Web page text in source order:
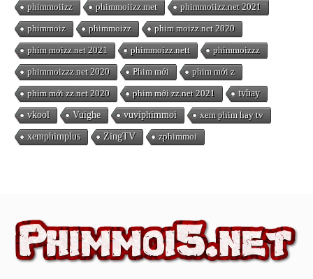
phimmoiizz phimmoiizz.met phimmoiizz.net 2021
phimmoiz phimmoizz phim moizz.net 2020
phim moizz.net 2021 phimmoizz.nett phimmoizzz
phimmoizzz.net 2020 Phim mới phim mới z
phim mới zz.net 2020 phim mới zz.net 2021 tvhay
vkool Vuighe vuviphimmoi xem phim hay tv
xemphimplus ZingTV zphimmoi